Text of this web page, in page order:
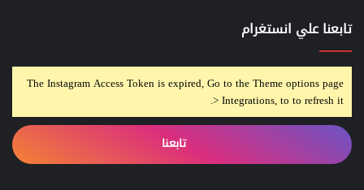
تابعنا علي انستغرام
The Instagram Access Token is expired, Go to the Theme options page
> Integrations, to to refresh it.
تابعنا